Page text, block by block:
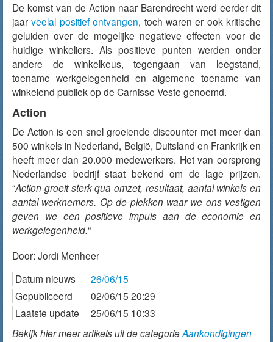
De komst van de Action naar Barendrecht werd eerder dit
jaarveelal positief ontvangen, toch waren er ook kritische
geluiden over de mogelijke negatieve effecten voor de
huidige winkeliers. Als positieve punten werden onder
andere de winkelkeus, tegengaan van leegstand,
toename werkgelegenheid en algemene toename van
winkelend publiek op de Carnisse Veste genoemd.
Action
De Action is een snel groeiende discounter met meer dan
500 winkels in Nederland, België, Duitsland en Frankrijk en
heeft meer dan 20.000 medewerkers. Het van oorsprong
Nederlandse bedrijf staat bekend om de lage prijzen.
“Action groeit sterk qua omzet, resultaat, aantal winkels en
aantal werknemers. Op de plekken waar we ons vestigen
geven we een positieve impuls aan de economie en
werkgelegenheid.“
Door: Jordi Menheer
Datum nieuws
26/06/15
Gepubliceerd
02/06/15 20:29
Laatste update
25/06/15 10:33
Bekijk hier meer artikels uit de categorieAankondigingen